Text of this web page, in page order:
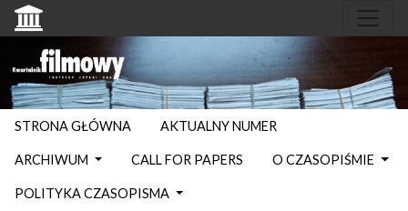
STRONA GŁÓWNA AKTUALNY NUMER
ARCHIWUM CALL FOR PAPERS O CZASOPIŚMIE
POLITYKA CZASOPISMA